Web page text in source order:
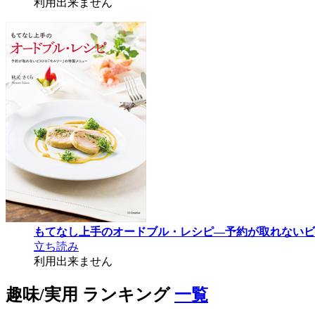
もてなし上手のオードブル・レシピ―予約が取れない
立ち読み
利用出来ません
趣味/実用 ランキング 一覧